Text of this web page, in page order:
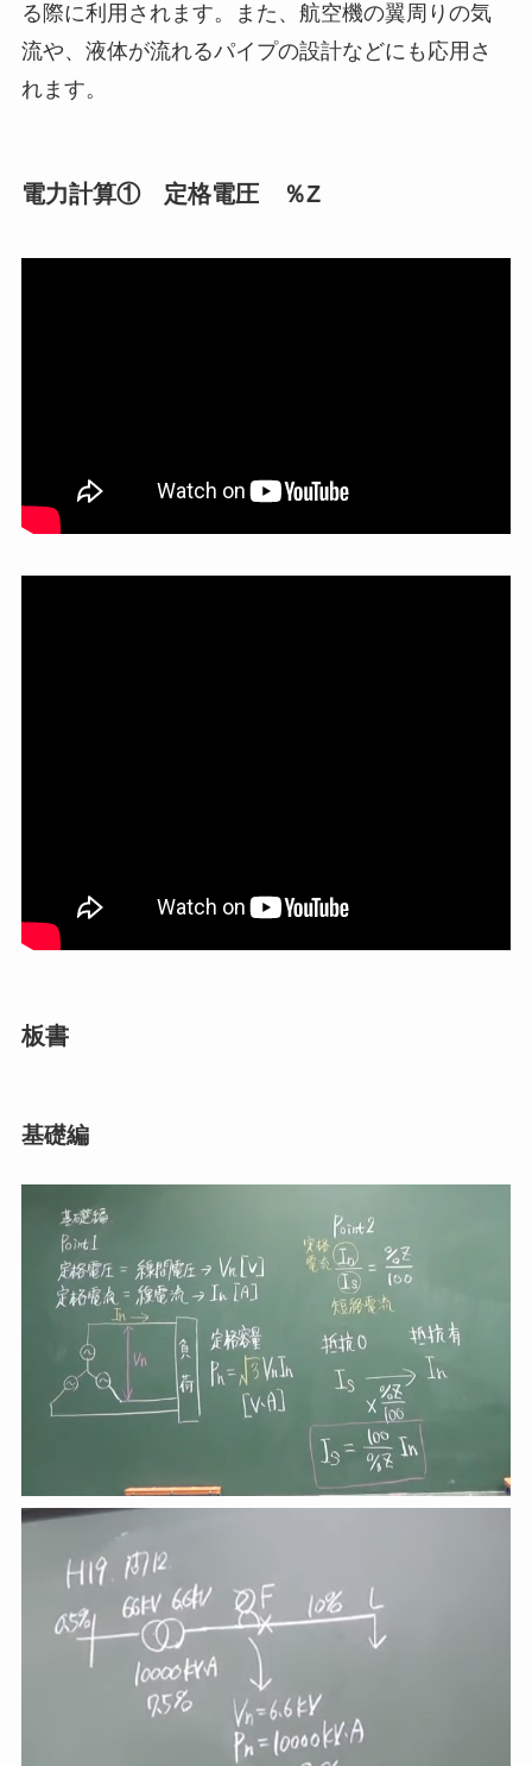
る際に利用されます。また、航空機の翼周りの気
流や、液体が流れるパイプの設計などにも応用さ
れます。
電力計算① 定格電圧 ％Z
板書
基礎編